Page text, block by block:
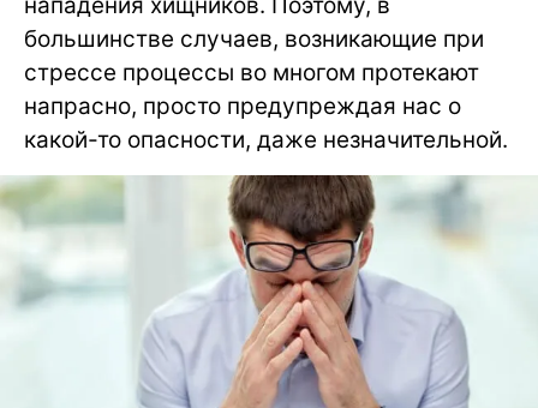
большинстве случаев, возникающие при
стрессе процессы во многом протекают
напрасно, просто предупреждая нас о
какой-то опасности, даже незначительной.